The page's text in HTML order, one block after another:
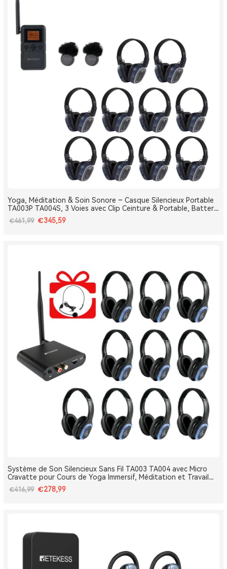
Yoga, Méditation & Soin Sonore – Casque Silencieux Portable
TA003P TA004S, 3 Voies avec Clip Ceinture & Portable, Batterie
Amovible, Bluetooth, Bass Boost
€461,99 €345,59
Système de Son Silencieux Sans Fil TA003 TA004 avec Micro
Cravatte pour Cours de Yoga Immersif, Méditation et Travail
Respiratoire
€416,99 €278,99